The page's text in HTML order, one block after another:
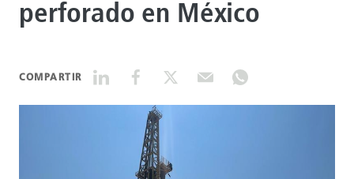
perforado en México
COMPARTIR